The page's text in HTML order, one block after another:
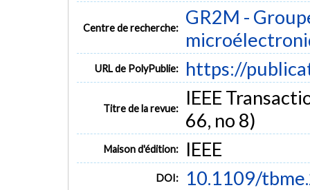
Centre de recherche:
GR2M -
URL de PolyPublie: https://
Titre de la revue:
IEEE
66, no 8)
Maison d'édition: IEEE
DOI: 10.1109/